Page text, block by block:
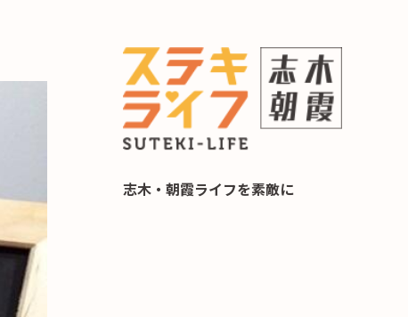
志木・朝霞ライフを素敵に